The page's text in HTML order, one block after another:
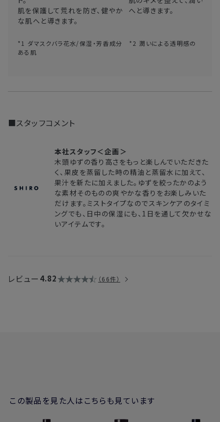
肌を保護して荒れを防ぎ、健やか
な肌へと導きます。
へと導きます。
*1 ダマスクバラ花水/保湿・芳香成分 *2 潤いによる透明感の
ある肌
■スタッフコメント
本社スタッフ＜企画＞
木頭ゆずの香り高さをもっと楽しんでいただきた
く、果皮を蒸留した時の精油と蒸留水に加えて、
果汁を新たに加えました。ゆずを絞ったかのよう
な素材そのものの爽やかな香りをお楽しみいた
だけます。ミストタイプなのでスキンケアのタイミ
ングでも、日中の保湿にも、1日を通して欠かせな
いアイテムです。
レビュー 4.82 66件
この製品を見た人はこちらも見ています